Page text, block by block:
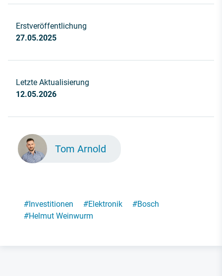
Erstveröffentlichung
27.05.2025
Letzte Aktualisierung
12.05.2026
Tom Arnold
#Investitionen #Elektronik #Bosch
#Helmut Weinwurm